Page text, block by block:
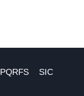
PQRFS SIC